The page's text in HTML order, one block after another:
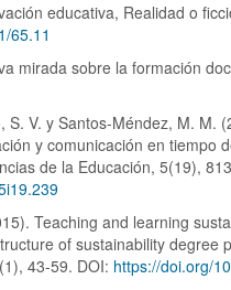
educativa, Realidad o
65.11
mirada sobre la formación
V. y Santos-Méndez, M. M.
y comunicación en tiempo
de la Educación, 5(19),
Teaching and learning
of sustainability degree
43-59. DOI: https://doi.org/